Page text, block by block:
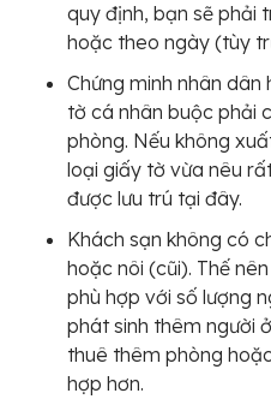
quy định, bạn sẽ phải
hoặc theo ngày (tùy
Chứng minh nhân
tờ cá nhân buộc phải
phòng. Nếu không
loại giấy tờ vừa nêu
được lưu trú tại đây.
Khách sạn không có
hoặc nôi (cũi). Thế
phù hợp với số lượng
phát sinh thêm người
thuê thêm phòng
hợp hơn.